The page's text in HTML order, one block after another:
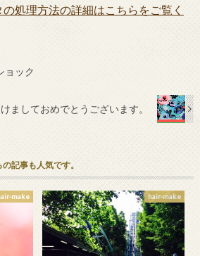
処理方法の詳細はこちらをご覧く
ョック
ましておめでとうございます。
の記事も人気です。
make hair-make